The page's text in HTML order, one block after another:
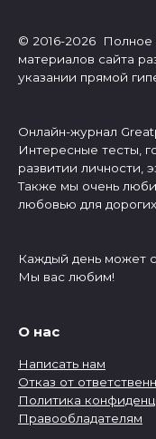
© 2016-2026 Полное
материалов сайта
указании прямой
Онлайн-журнал
Интересные тесты,
развитии личности,
Также мы очень
любовью для
Каждый день может
Мы вас любим!
О нас
Написать нам
Отказ от
Политика
Правообладателям